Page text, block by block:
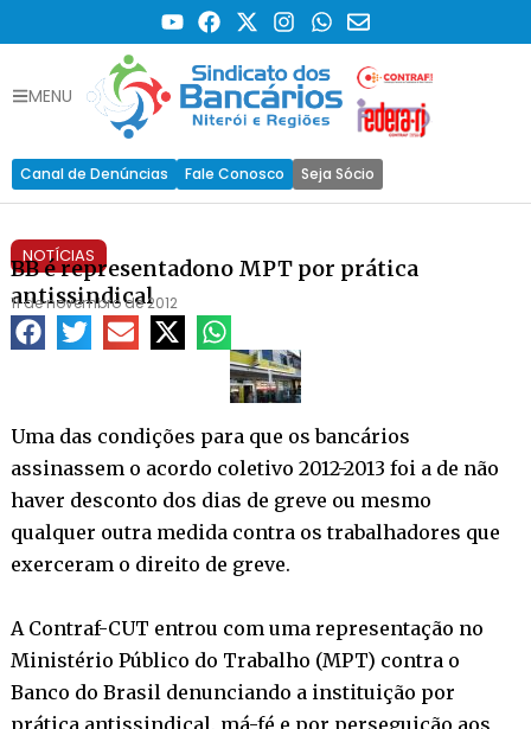
MENU
Canal de Denúncias Fale Conosco Seja Sócio
NOTÍCIAS
BB é representadono MPT por prática
antissindical
11 de novembro de 2012
Uma das condições para que os bancários
assinassem o acordo coletivo 2012-2013 foi a de não
haver desconto dos dias de greve ou mesmo
qualquer outra medida contra os trabalhadores que
exerceram o direito de greve.
A Contraf-CUT entrou com uma representação no
Ministério Público do Trabalho (MPT) contra o
Banco do Brasil denunciando a instituição por
prática antissindical, má-fé e por perseguição aos